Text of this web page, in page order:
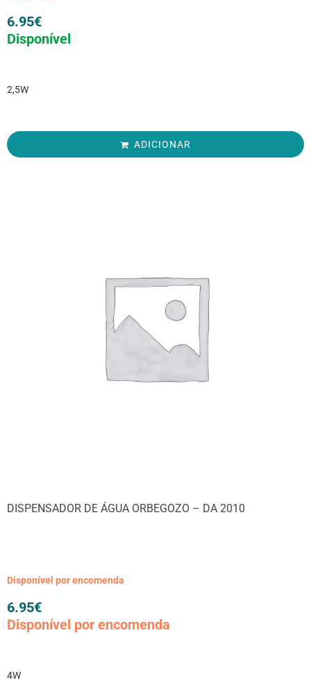
6.95€
Disponível
2,5W
ADICIONAR
DISPENSADOR DE ÁGUA ORBEGOZO – DA 2010
Disponível por encomenda
6.95€
Disponível por encomenda
4W